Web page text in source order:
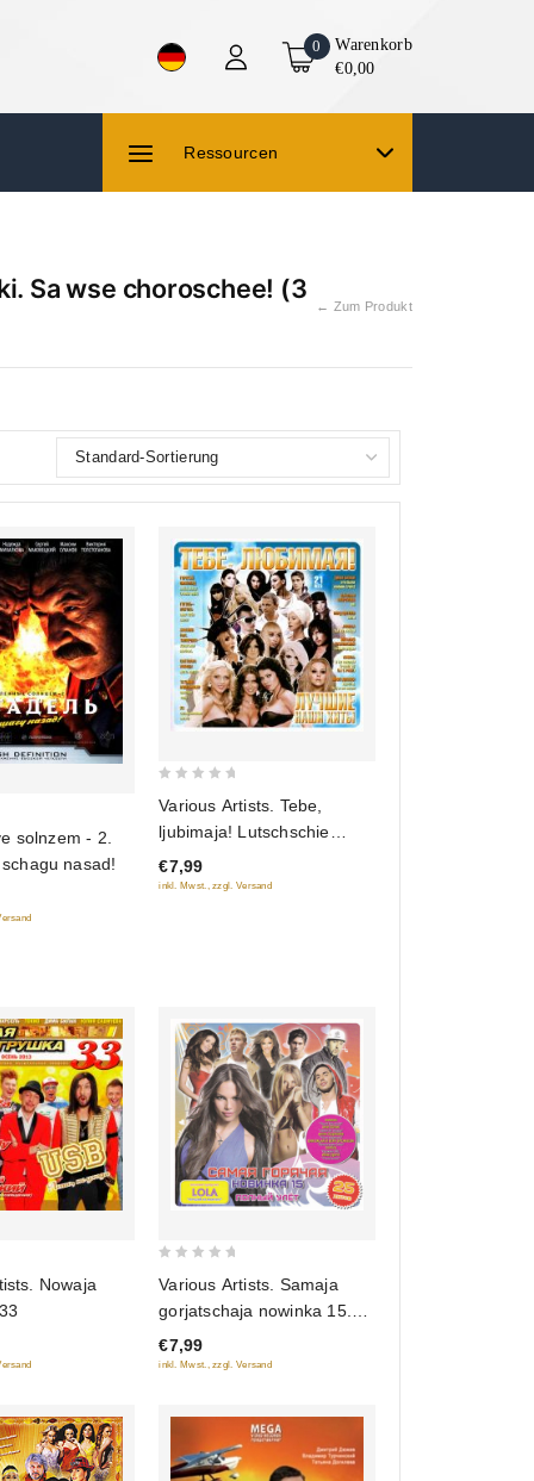
0
Warenkorb
€0,00
Ressourcen
Sa wse choroschee! (3
← Zum Produkt
solnzem - 2.
nasad!
of
5
Various Artists. Tebe,
ljubimaja! Lutschschie
naschi chity
€7,99
inkl. Mwst., zzgl. Versand
Nowaja
of
5
Various Artists. Samaja
gorjatschaja nowinka 15.
Polnyj uljot
€7,99
inkl. Mwst., zzgl. Versand